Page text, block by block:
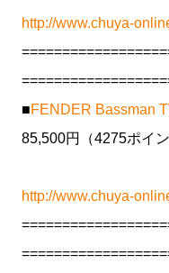
http://www.chuya-
■FENDER Bassman
85,500円（4275ポイン
http://www.chuya-